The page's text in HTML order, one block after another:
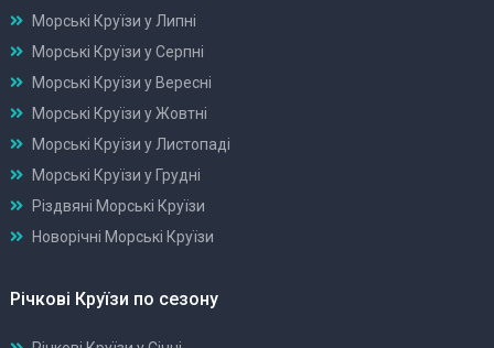
Морські Круїзи у Липні
Морські Круїзи у Серпні
Морські Круїзи у Вересні
Морські Круїзи у Жовтні
Морські Круїзи у Листопаді
Морські Круїзи у Грудні
Різдвяні Морські Круїзи
Новорічні Морські Круїзи
Річкові Круїзи по сезону